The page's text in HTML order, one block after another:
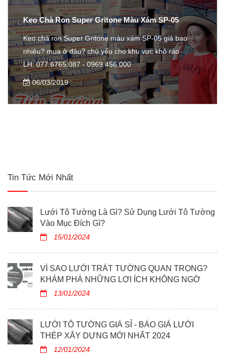
Keo Chà Ron Super Gritone Màu Xám SP-05
Keo chà ron Super Gritone màu xám SP-05 giá bao
nhiêu? mua ở đâu? chủ yếu cho khu vực khô ráo
LH: 077.6765.087 - 0969.456.000
06/03/2019
Tin Tức Mới Nhất
Lưới Tô Tường Là Gì? Sử Dụng Lưới Tô Tường
Vào Mục Đích Gì?
15/01/2024
VÌ SAO LƯỚI TRÁT TƯỜNG QUAN TRỌNG?
KHÁM PHÁ NHỮNG LỢI ÍCH KHÔNG NGỜ
13/01/2024
LƯỚI TÔ TƯỜNG GIÁ SỈ - BÁO GIÁ LƯỚI
THÉP XÂY DỰNG MỚI NHẤT 2024
12/01/2024